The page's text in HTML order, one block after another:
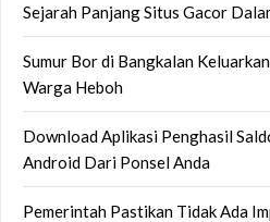
Sejarah Panjang Situs Gacor
Sumur Bor di Bangkalan
Warga Heboh
Download Aplikasi Penghasil
Android Dari Ponsel Anda
Pemerintah Pastikan Tidak Ada